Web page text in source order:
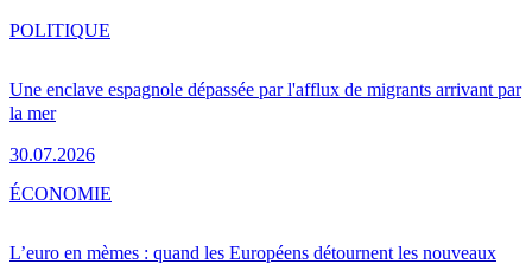
Une enclave espagnole dépassée par l'afflux de migrants arrivant par
la mer
30.07.2026
POLITIQUE
L’euro en mèmes : quand les Européens détournent les nouveaux
ÉCONOMIE